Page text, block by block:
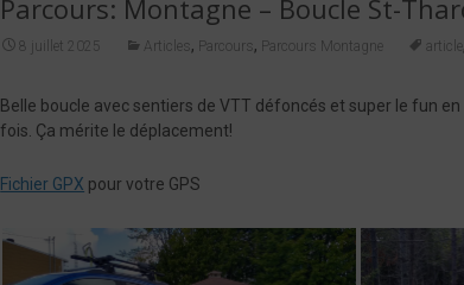
Parcours: Montagne – Boucle St-
8 juillet 2025 Articles , Parcours , Parcours Montagne article
Belle boucle avec sentiers de VTT défoncés et super le fun
fois. Ça mérite le déplacement!
Fichier GPX pour votre GPS